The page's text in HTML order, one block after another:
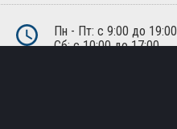
Пн - Пт: с 9:00 до 19:00
Сб: с 10:00 до 17:00